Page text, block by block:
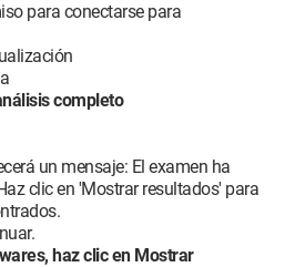
para conectarse para
completo
un mensaje: El examen ha
clic en 'Mostrar resultados' para
haz clic en Mostrar